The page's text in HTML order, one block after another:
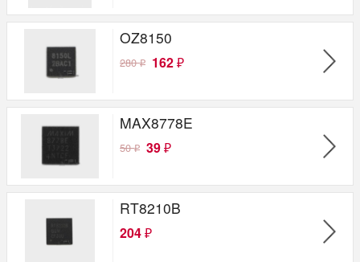
OZ8150
280₽ 162 ₽
MAX8778E
50₽ 39 ₽
RT8210B
204 ₽